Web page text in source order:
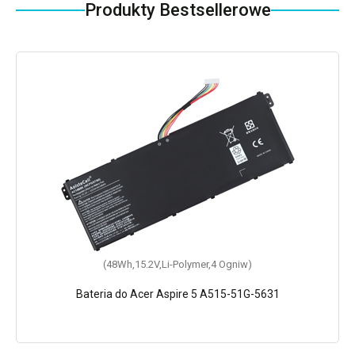
Produkty Bestsellerowe
(48Wh,15.2V,Li-Polymer,4 Ogniw)
Bateria do Acer Aspire 5 A515-51G-5631